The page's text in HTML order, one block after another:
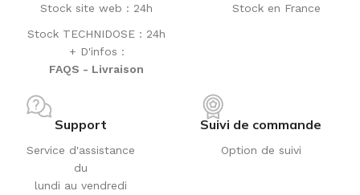
Stock site web : 24h
Stock TECHNIDOSE : 24h
+ D'infos :
FAQS - Livraison
Stock en France
Support
Service d'assistance
du
lundi au vendredi
Suivi de commande
Option de suivi